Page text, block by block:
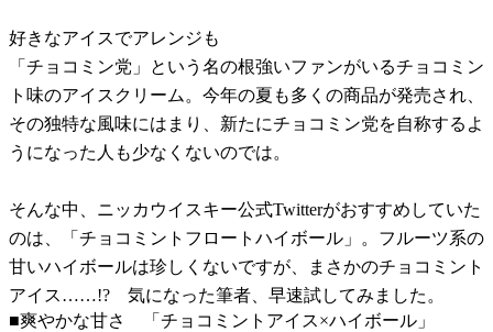
好きなアイスでアレンジも
「チョコミン党」という名の根強いファンがいるチョコミン
ト味のアイスクリーム。今年の夏も多くの商品が発売され、
その独特な風味にはまり、新たにチョコミン党を自称するよ
うになった人も少なくないのでは。
そんな中、ニッカウイスキー公式Twitterがおすすめしていた
のは、「チョコミントフロートハイボール」。フルーツ系の
甘いハイボールは珍しくないですが、まさかのチョコミント
アイス……!? 気になった筆者、早速試してみました。
■爽やかな甘さ 「チョコミントアイス×ハイボール」